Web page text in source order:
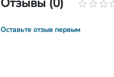
Оставьте отзыв первым